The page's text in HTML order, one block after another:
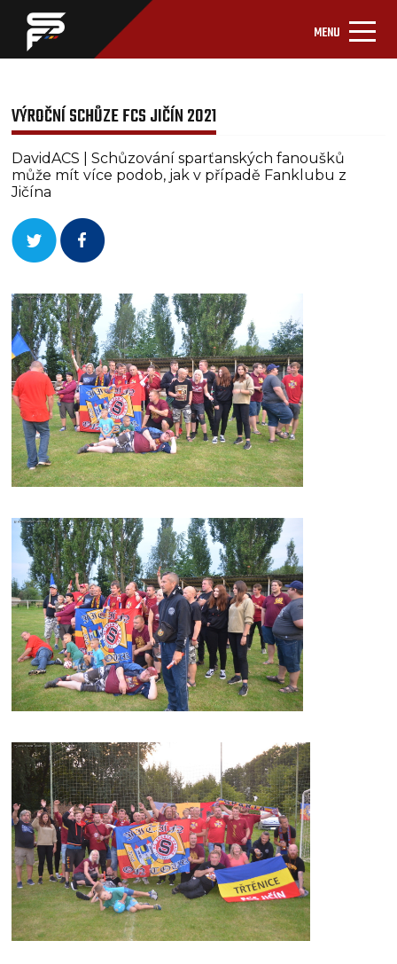
MENU
VÝROČNÍ SCHŮZE FCS JIČÍN 2021
DavidACS | Schůzování sparťanských fanoušků
může mít více podob, jak v případě Fanklubu z
Jičína